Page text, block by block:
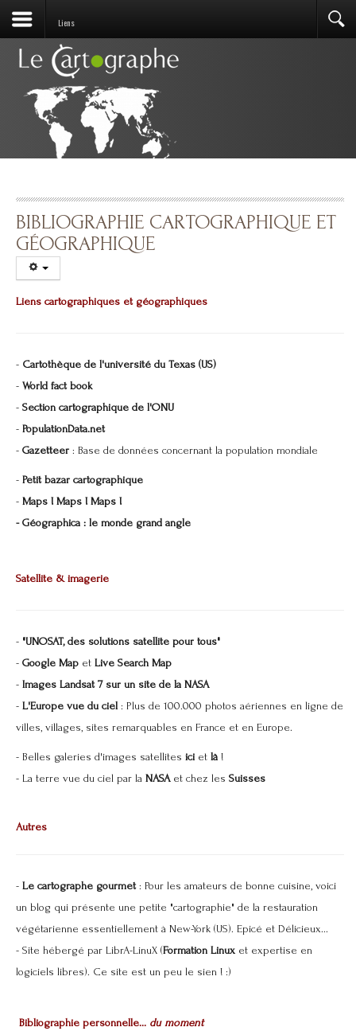
Liens
BIBLIOGRAPHIE CARTOGRAPHIQUE ET
GÉOGRAPHIQUE
Liens cartographiques et géographiques
- Cartothèque de l'université du Texas (US)
- World fact book
- Section cartographique de l'ONU
- PopulationData.net
- Gazetteer : Base de données concernant la population mondiale
- Petit bazar cartographique
- Maps ! Maps ! Maps !
- Géographica : le monde grand angle
Satellite & imagerie
- "UNOSAT, des solutions satellite pour tous"
- Google Map et Live Search Map
- Images Landsat 7 sur un site de la NASA
- L'Europe vue du ciel : Plus de 100.000 photos aériennes en ligne de
villes, villages, sites remarquables en France et en Europe.
- Belles galeries d'images satellites ici et là !
- La terre vue du ciel par la NASAet chez les Suisses
Autres
- Le cartographe gourmet: Pour les amateurs de bonne cuisine, voici
un blog qui présente une petite "cartographie" de la restauration
végétarienne essentiellement à New-York (US). Epicé et Délicieux...
- Site hébergé par LibrA-LinuX (Formation Linux et expertise en
logiciels libres). Ce site est un peu le sien ! :)
Bibliographie personnelle... du moment